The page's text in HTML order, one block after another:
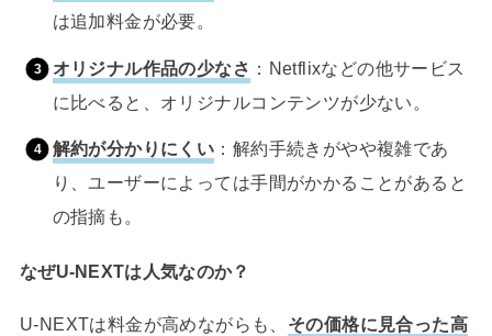
は追加料金が必要。
オリジナル作品の少なさ ：Netflixなどの他サービス
に比べると、オリジナルコンテンツが少ない。
解約が分かりにくい ：解約手続きがやや複雑であ
り、ユーザーによっては手間がかかることがあると
の指摘も。
なぜU-NEXTは人気なのか？
U-NEXTは料金が高めながらも、 その価格に見合った高